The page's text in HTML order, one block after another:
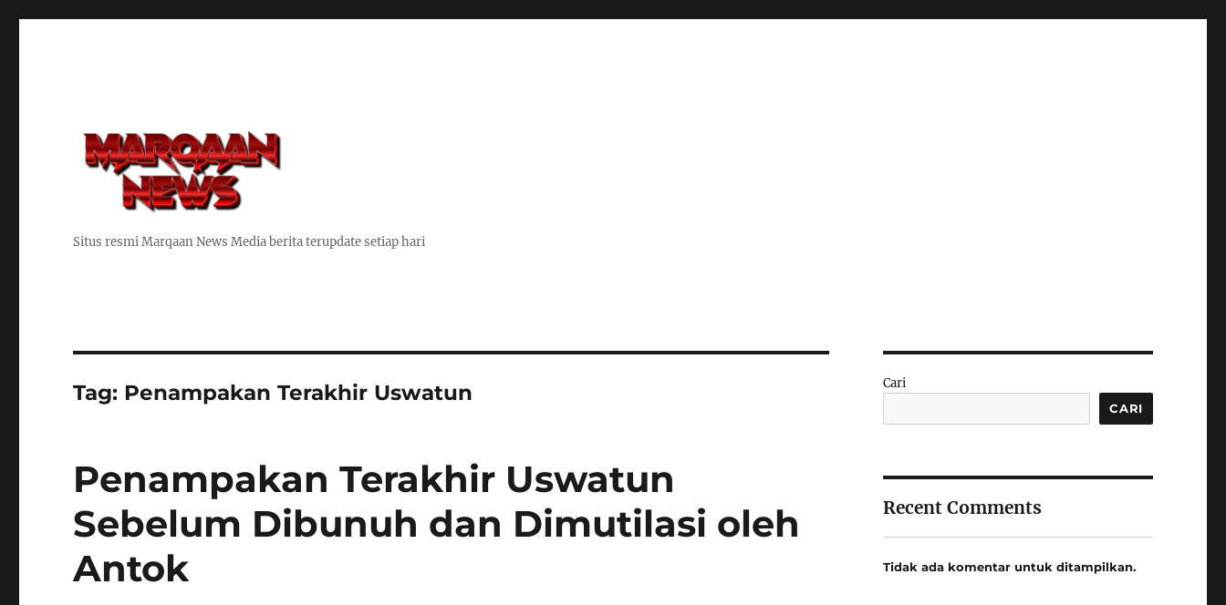
Situs resmi Marqaan News Media berita terupdate setiap hari
Tag: Penampakan Terakhir Uswatun
Penampakan Terakhir Uswatun
Sebelum Dibunuh dan Dimutilasi oleh
Antok
Cari
CARI
Recent Comments
Tidak ada komentar untuk ditampilkan.